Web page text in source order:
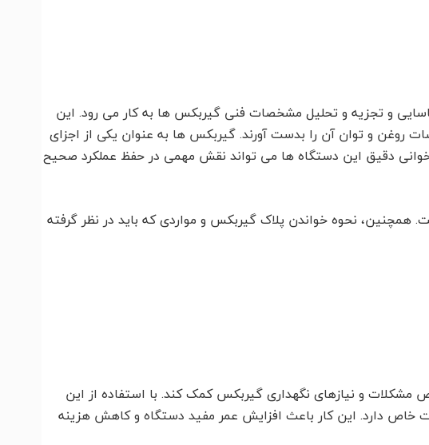
و تجزیه و تحلیل مشخصات فنی گیربکس ها به کار می رود. این
روغن و توان آن را بدست آورند. گیربکس ها به عنوان یکی از اجزای
خوانی دقیق این دستگاه ها می تواند نقش مهمی در حفظ عملکرد صحیح
نحوه خواندن پلاک گیربکس و مواردی که باید در نظر گرفته
مشکلات و نیازهای نگهداری گیربکس کمک کند. با استفاده از این
خاص دارد. این کار باعث افزایش عمر مفید دستگاه و کاهش هزینه